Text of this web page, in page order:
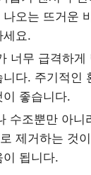
오는 뜨거운
세요.
너무 급격하게
다. 주기적인
이 좋습니다.
수조뿐만 아니
제거하는 것
이 됩니다.